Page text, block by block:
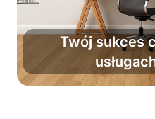
Twój sukces
Zwiększ